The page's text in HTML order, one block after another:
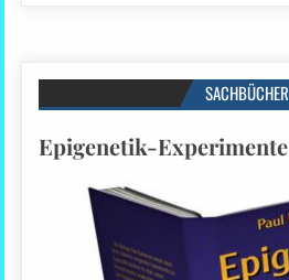
SACHBÜCHER
Epigenetik-Experimente